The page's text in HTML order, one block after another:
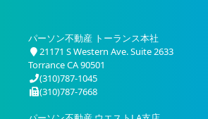
パーソン不動産 トーランス本社
21171 S Western Ave. Suite 2633
Torrance CA 90501
(310)787-1045
(310)787-7668